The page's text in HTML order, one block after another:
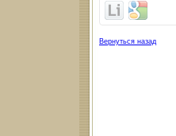
Вернуться назад